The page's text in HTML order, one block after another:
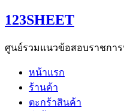
Skip
to
123SHEET
ศูนย์รวมแนวข้อสอบราชกา
หน้าแรก
ร้านค้า
ตะกร้าสินค้า